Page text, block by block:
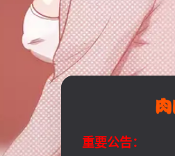
重要公告：